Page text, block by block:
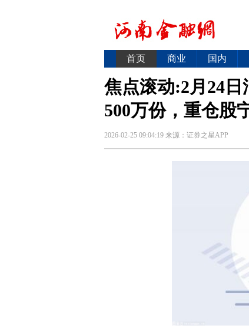
首页 商业 国内
焦点滚动:2月24
500万份，重仓股
2026-02-25 09:04:19 来源： 证券之星APP